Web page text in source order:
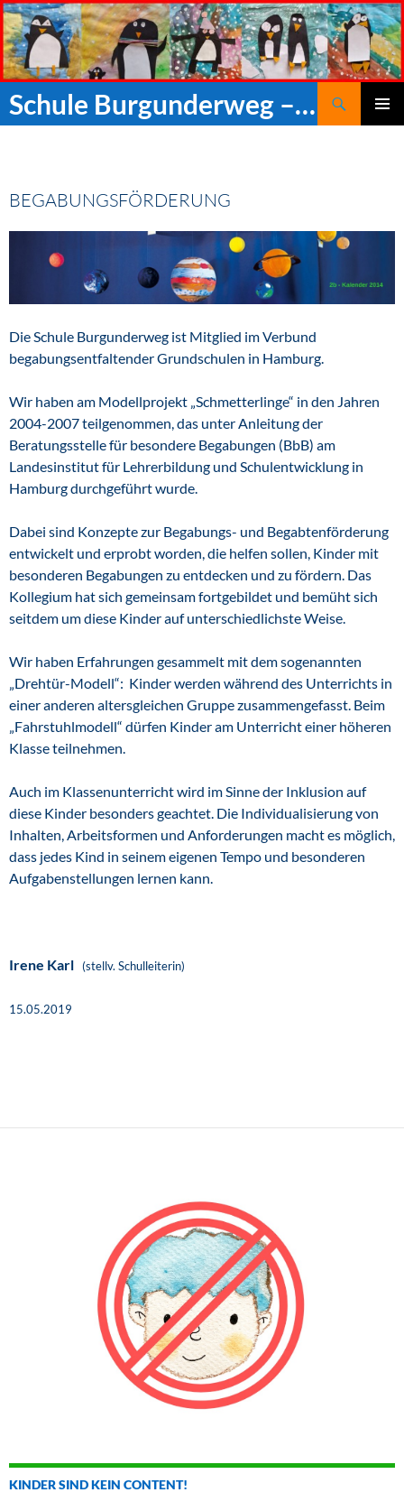
Zum
Inhalt
springen
Schule Burgunderweg – Offene Ganztagsgrundschule mit Vorschule
Suchen
BEGABUNGSFÖRDERUNG
Die Schule Burgunderweg ist Mitglied im Verbund
begabungsentfaltender Grundschulen in Hamburg.
Wir haben am Modellprojekt „Schmetterlinge“ in den Jahren
2004-2007 teilgenommen, das unter Anleitung der
Beratungsstelle für besondere Begabungen (BbB) am
Landesinstitut für Lehrerbildung und Schulentwicklung in
Hamburg durchgeführt wurde.
Dabei sind Konzepte zur Begabungs- und Begabtenförderung
entwickelt und erprobt worden, die helfen sollen, Kinder mit
besonderen Begabungen zu entdecken und zu fördern. Das
Kollegium hat sich gemeinsam fortgebildet und bemüht sich
seitdem um diese Kinder auf unterschiedlichste Weise.
Wir haben Erfahrungen gesammelt mit dem sogenannten
„Drehtür-Modell“: Kinder werden während des Unterrichts in
einer anderen altersgleichen Gruppe zusammengefasst. Beim
„Fahrstuhlmodell“ dürfen Kinder am Unterricht einer höheren
Klasse teilnehmen.
Auch im Klassenunterricht wird im Sinne der Inklusion auf
diese Kinder besonders geachtet. Die Individualisierung von
Inhalten, Arbeitsformen und Anforderungen macht es möglich,
dass jedes Kind in seinem eigenen Tempo und besonderen
Aufgabenstellungen lernen kann.
Irene Karl (stellv. Schulleiterin)
15.05.2019
KINDER SIND KEIN CONTENT!